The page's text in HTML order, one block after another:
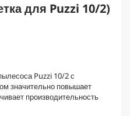
для Puzzi 10/2)
Puzzi 10/2 с
значительно повышает
производительность